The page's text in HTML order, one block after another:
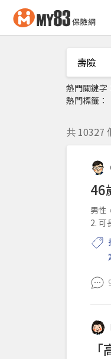
熱門關鍵字
熱門標籤：
共 10327
46
男性
2. 可
險